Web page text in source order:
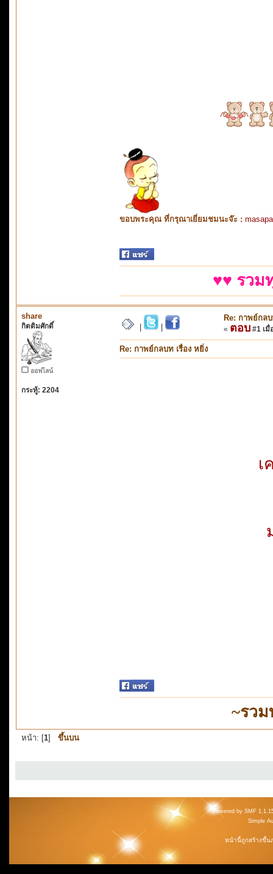
ขอบพระคุณ ที่กรุณาเยี่ยมชมนะจ๊ะ :
♥♥ รวม
share
กิตติมศักดิ์
ออฟไลน์
กระทู้: 2204
Re: กาพย์กล
« ตอบ #1 เมื่
Re: กาพย์กลบท เรื่อง หยิ่ง
เ
~รว
หน้า: [1] ขึ้นบน
Powered by SMF
Simple
หน้านี้ถูกสร้างขึ้น